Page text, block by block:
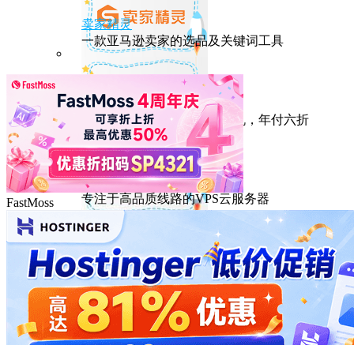
卖家精灵
一款亚马逊卖家的选品及关键词工具
HostEase
性能出众的高性价比美国主机，年付六折
DMIT
专注于高品质线路的VPS云服务器
FastMoss